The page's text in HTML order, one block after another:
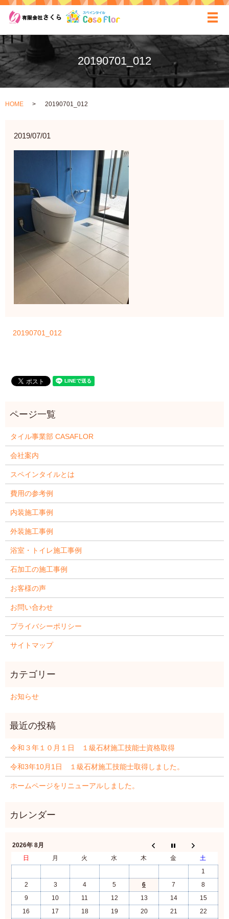
20190701_012
HOME 20190701_012
2019/07/01
20190701_012
タイル事業部 CASAFLOR
会社案内
スペインタイルとは
費用の参考例
内装施工事例
外装施工事例
浴室・トイレ施工事例
石加工の施工事例
お客様の声
お問い合わせ
プライバシーポリシー
サイトマップ
お知らせ
令和３年１０月１日 １級石材施工技能士資格取得
令和3年10月1日 １級石材施工技能士取得しました。
ホームページをリニューアルしました。
2026年 8月
日
月 火 水 木 金
土
1
2
3 4 5 6 7
8
9
10 11 12 13 14
15
16
17 18 19 20 21 22